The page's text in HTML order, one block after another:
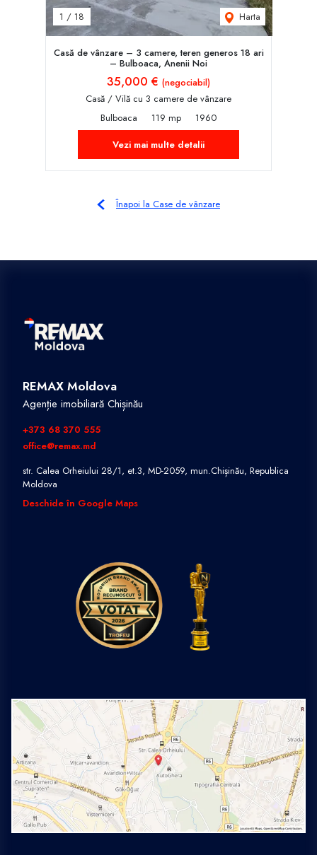
1 / 18 Harta
Casă de vânzare – 3 camere, teren generos 18 ari
– Bulboaca, Anenii Noi
35,000 € (negociabil)
Casă / Vilă cu 3 camere de vânzare
Bulboaca
119 mp
1960
Vezi mai multe detalii
Înapoi la Case de vânzare
REMAX Moldova
Agenție imobiliară Chișinău
+373 68 370 555
office@remax.md
str. Calea Orheiului 28/1, et.3, MD-2059, mun.Chișinău, Republica
Moldova
Deschide în Google Maps